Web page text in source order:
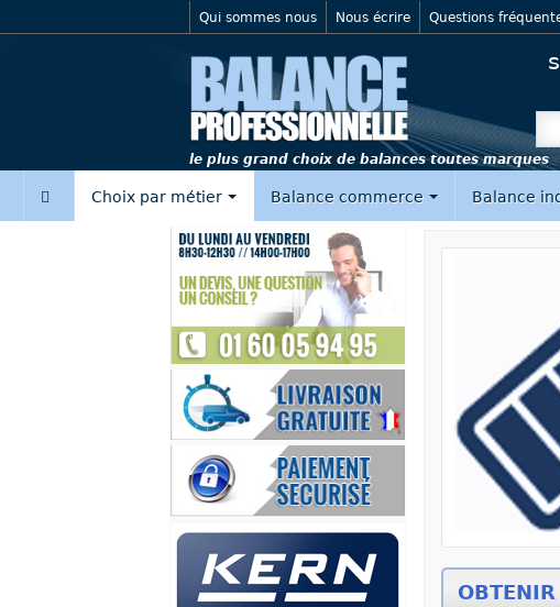
le plus grand choix de balances toutes marques
Qui sommes nous Nous écrire Questions
Choix par métier Balance commerce Balance
Zoom